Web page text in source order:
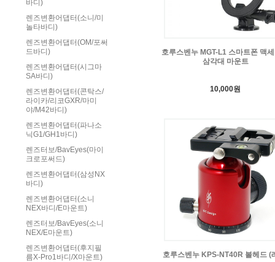
바디)
렌즈변환어댑터(소니/미
놀타바디)
렌즈변환어댑터(OM/포써
드바디)
렌즈변환어댑터(시그마
SA바디)
렌즈변환어댑터(콘탁스/
라이카/리코GXR/마미
야/M42바디)
렌즈변환어댑터(파나소
닉G1/GH1바디)
렌즈터보/BavEyes(마이
크로포써드)
렌즈변환어댑터(삼성NX
바디)
렌즈변환어댑터(소니
NEX바디/E마운트)
렌즈터보/BavEyes(소니
NEX/E마운트)
렌즈변환어댑터(후지필
름X-Pro1바디/X마운트)
호루스벤누 MGT-L1 스마트폰 맥
삼각대 마운트
10,000원
호루스벤누 KPS-NT40R 볼헤드 (